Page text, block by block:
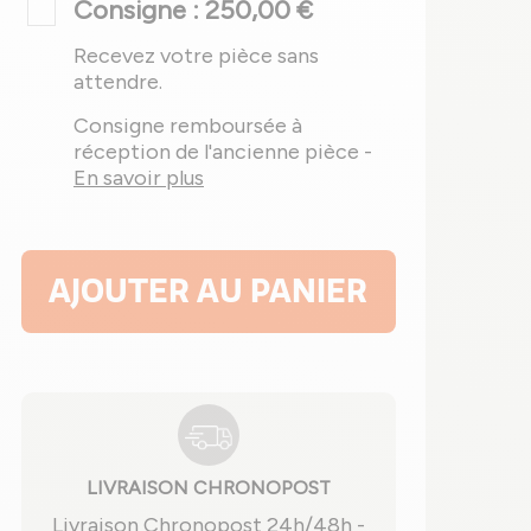
Consigne : 250,00 €
Recevez votre pièce sans
attendre.
Consigne remboursée à
réception de l'ancienne pièce -
En savoir plus
AJOUTER AU PANIER
LIVRAISON CHRONOPOST
Livraison Chronopost 24h/48h -